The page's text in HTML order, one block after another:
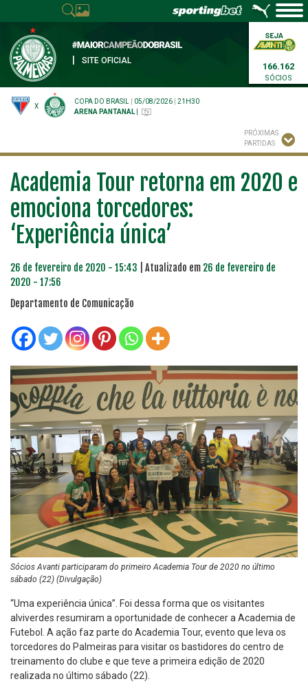
SITE OFICIAL
166.162
SÓCIOS
X
COPA DO BRASIL 05/08/2026
21H30
ARENA PANTANAL
PRÓXIMAS
PARTIDAS
Academia Tour retorna em 2020 e
emociona torcedores:
‘Experiência única’
26 de fevereiro de 2020 - 15:43 | Atualizado em 26 de fevereiro de
2020 - 17:56
Departamento de Comunicação
Sócios Avanti participaram do primeiro Academia Tour de 2020 no último
sábado (22) (Divulgação)
“Uma experiência única”. Foi dessa forma que os visitantes
alviverdes resumiram a oportunidade de conhecer a Academia de
Futebol. A ação faz parte do Academia Tour, evento que leva os
torcedores do Palmeiras para visitar os bastidores do centro de
treinamento do clube e que teve a primeira edição de 2020
realizada no último sábado (22).